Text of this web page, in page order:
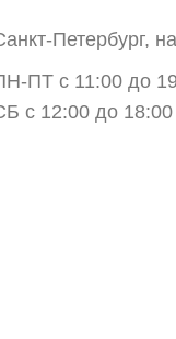
Петербург,
ПТ с 11:00 до
с 12:00 до 18:00